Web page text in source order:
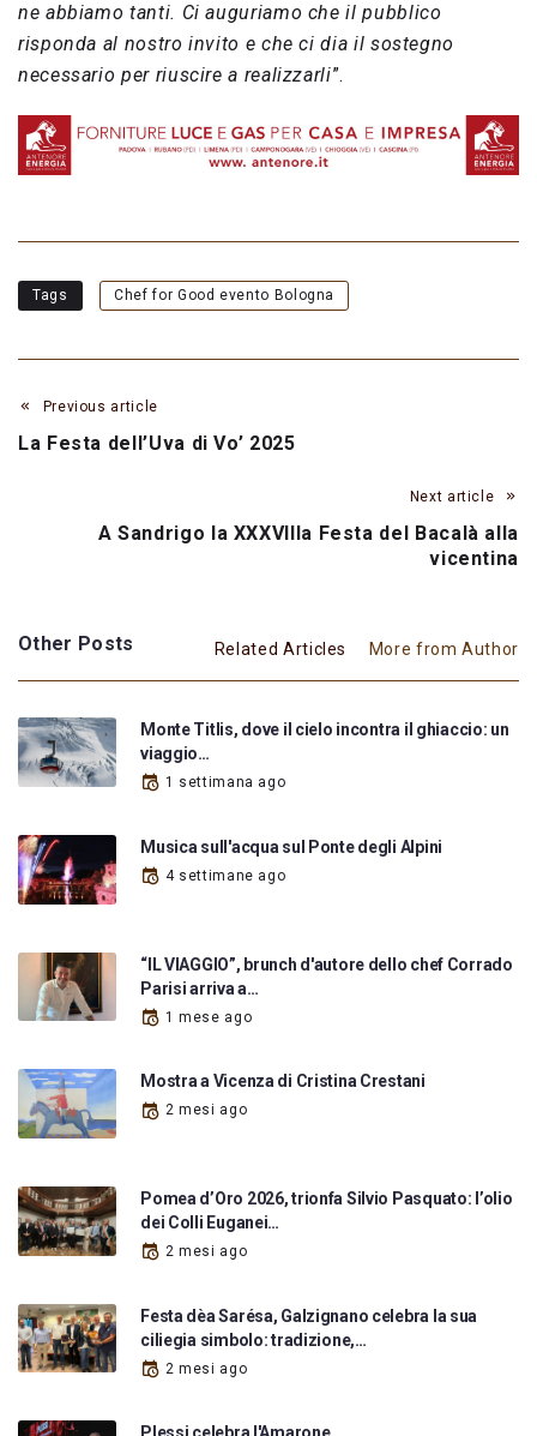
ne abbiamo tanti. Ci auguriamo che il pubblico
risponda al nostro invito e che ci dia il sostegno
necessario per riuscire a realizzarli”.
Tags Chef for Good evento Bologna
Previous article
La Festa dell’Uva di Vo’ 2025
Next article
A Sandrigo la XXXVIIIa Festa del Bacalà alla
vicentina
Other Posts Related Articles More from Author
Monte Titlis, dove il cielo incontra il ghiaccio: un
viaggio…
1 settimana ago
Musica sull'acqua sul Ponte degli Alpini
4 settimane ago
“IL VIAGGIO”, brunch d'autore dello chef Corrado
Parisi arriva a…
1 mese ago
Mostra a Vicenza di Cristina Crestani
2 mesi ago
Pomea d’Oro 2026, trionfa Silvio Pasquato: l’olio
dei Colli Euganei…
2 mesi ago
Festa dèa Sarésa, Galzignano celebra la sua
ciliegia simbolo: tradizione,…
2 mesi ago